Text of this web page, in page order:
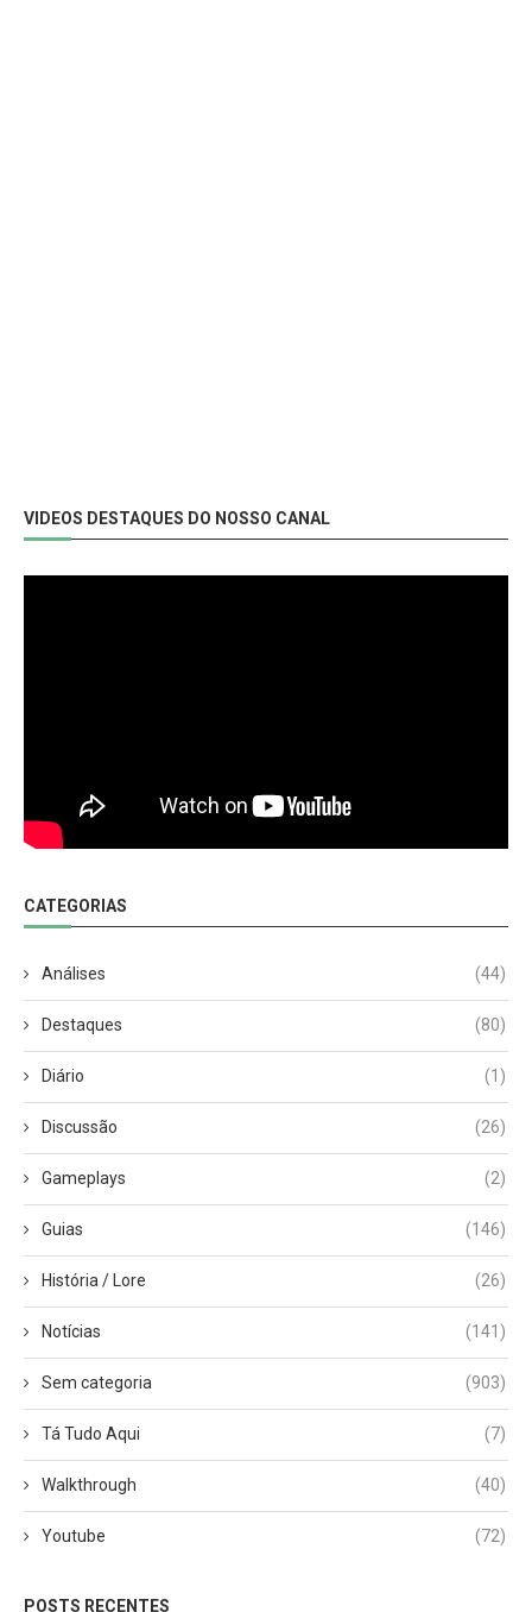
VIDEOS DESTAQUES DO NOSSO CANAL
CATEGORIAS
Análises (44)
Destaques (80)
Diário (1)
Discussão (26)
Gameplays (2)
Guias (146)
História / Lore (26)
Notícias (141)
Sem categoria (903)
Tá Tudo Aqui (7)
Walkthrough (40)
Youtube (72)
POSTS RECENTES